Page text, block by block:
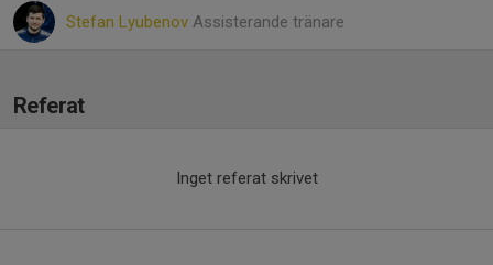
Stefan Lyubenov Assisterande tränare
Referat
Inget referat skrivet